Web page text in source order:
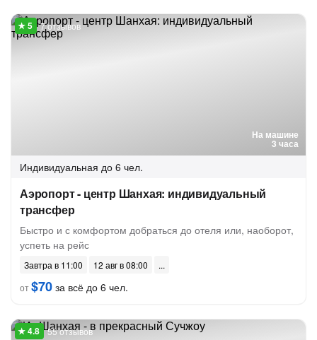
На машине
3 часа
7 отзывов
Индивидуальная до 6 чел.
Аэропорт - центр Шанхая: индивидуальный
трансфер
Быстро и с комфортом добраться до отеля или, наоборот,
успеть на рейс
Завтра в 11:00
12 авг в 08:00
от$70 за всё до 6 чел.
55 отзывов